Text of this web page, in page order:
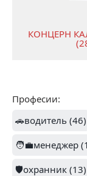
КОНЦЕРН
АТ
Професии:
🚗водитель (46)
🧑‍💼менеджер
🛡️охранник (13)